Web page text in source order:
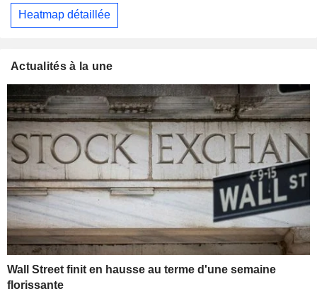
Heatmap détaillée
Actualités à la une
Wall Street finit en hausse au terme d'une semaine
florissante